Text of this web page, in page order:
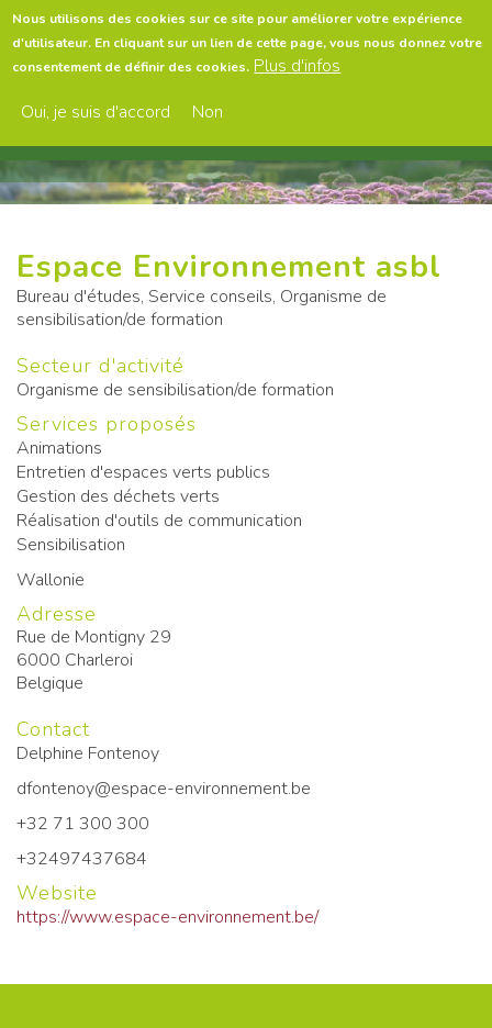
Nous utilisons des cookies sur ce site pour améliorer votre expérience
d'utilisateur. En cliquant sur un lien de cette page, vous nous donnez votre
consentement de définir des cookies. Plus d'infos
Oui, je suis d'accord
Non
Aller
au
contenu
Espace Environnement asbl
Bureau d'études, Service conseils, Organisme de
sensibilisation/de formation
Secteur d'activité
Organisme de sensibilisation/de formation
Services proposés
Animations
Entretien d'espaces verts publics
Gestion des déchets verts
Réalisation d'outils de communication
Sensibilisation
Wallonie
Adresse
Rue de Montigny 29
6000 Charleroi
Belgique
Contact
Delphine Fontenoy
dfontenoy@espace-environnement.be
+32 71 300 300
+32497437684
Website
https://www.espace-environnement.be/